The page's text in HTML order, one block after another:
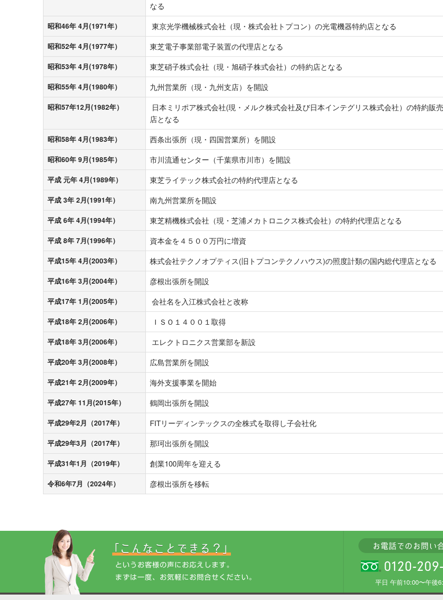
なる
昭和46年 4月(1971年） 東京光学機械株式会社（現・株式会社トプコン）の光電機器特約店となる
昭和52年 4月(1977年） 東芝電子事業部電子装置の代理店となる
昭和53年 4月(1978年） 東芝硝子株式会社（現・旭硝子株式会社）の特約店となる
昭和55年 4月(1980年） 九州営業所（現・九州支店）を開設
昭和57年12月(1982年）
日本ミリポア株式会社(現・メルク株式会社及び日本インテグリス株式会社）の特約販売
店となる
昭和58年 4月(1983年） 西条出張所（現・四国営業所）を開設
昭和60年 9月(1985年） 市川流通センター（千葉県市川市）を開設
平成 元年 4月(1989年） 東芝ライテック株式会社の特約代理店となる
平成 3年 2月(1991年） 南九州営業所を開設
平成 6年 4月(1994年） 東芝精機株式会社（現・芝浦メカトロニクス株式会社）の特約代理店となる
平成 8年 7月(1996年） 資本金を４５００万円に増資
平成15年 4月(2003年） 株式会社テクノオプティス(旧トプコンテクノハウス)の照度計類の国内総代理店となる
平成16年 3月(2004年） 彦根出張所を開設
平成17年 1月(2005年） 会社名を入江株式会社と改称
平成18年 2月(2006年） ＩＳＯ１４００１取得
平成18年 3月(2006年） エレクトロニクス営業部を新設
平成20年 3月(2008年） 広島営業所を開設
平成21年 2月(2009年） 海外支援事業を開始
平成27年 11月(2015年） 鶴岡出張所を開設
平成29年2月（2017年） FITリーディンテックスの全株式を取得し子会社化
平成29年3月（2017年） 那珂出張所を開設
平成31年1月（2019年） 創業100周年を迎える
令和6年7月（2024年） 彦根出張所を移転
平日 午前10:00〜午後